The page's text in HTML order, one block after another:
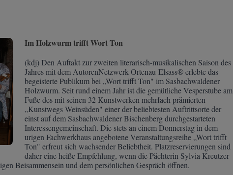
Im Holzwurm trifft Wort Ton
(kdj) Den Auftakt zur zweiten literarisch-musikalischen Saison des
Jahres mit dem AutorenNetzwerk Ortenau-Elsass® erlebte das
begeisterte Publikum bei „Wort trifft Ton" im Sasbachwaldener
Holzwurm. Seit rund einem Jahr ist die gemütliche Vesperstube am
Fuße des mit seinen 32 Kunstwerken mehrfach prämierten
„Kunstwegs Weinsüden" einer der beliebtesten Auftrittsorte der
einst auf dem Sasbachwaldener Bischenberg durchgestarteten
Interessengemeinschaft. Die stets an einem Donnerstag in dem
urigen Fachwerkhaus angebotene Veranstaltungsreihe „Wort trifft
Ton" erfreut sich wachsender Beliebtheit. Platzreservierungen sind
daher eine heiße Empfehlung, wenn die Pächterin Sylvia Kreutzer
Beisammensein und dem persönlichen Gespräch öffnen.